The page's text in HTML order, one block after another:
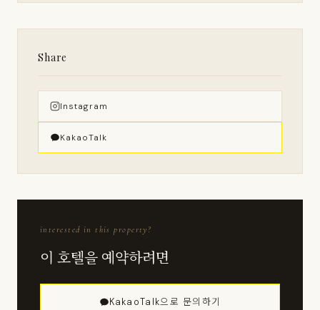
Share
Instagram
KakaoTalk
interested in this property?
이 호텔을 예약하려면
KakaoTalk으로 문의하기